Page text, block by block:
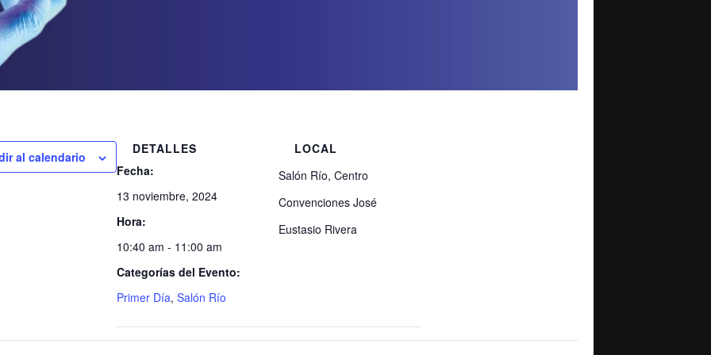
al calendario
DETALLES
Fecha:
13 noviembre, 2024
Hora:
10:40 am - 11:00 am
Categorías del Evento:
Primer Día, Salón Río
LOCAL
Salón Río, Centro
Convenciones José
Eustasio Rivera